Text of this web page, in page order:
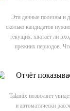
Эти данные полезны и
сколько кандидатов
текущих: хватает ли
прежних периодов.
Talantix позволяет
и автоматически